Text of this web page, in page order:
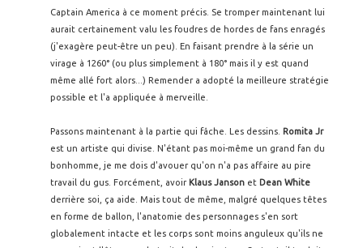
Captain America à ce moment précis. Se tromper maintenant lui
aurait certainement valu les foudres de hordes de fans enragés
(j'exagère peut-être un peu). En faisant prendre à la série un
virage à 1260° (ou plus simplement à 180° mais il y est quand
même allé fort alors...) Remender a adopté la meilleure stratégie
possible et l'a appliquée à merveille.
Passons maintenant à la partie qui fâche. Les dessins.
Romita Jr
est un artiste qui divise. N'étant pas moi-même un grand fan du
bonhomme, je me dois d'avouer qu'on n'a pas affaire au pire
travail du gus. Forcément, avoir Klaus Janson et Dean White
derrière soi, ça aide. Mais tout de même, malgré quelques têtes
en forme de ballon, l'anatomie des personnages s'en sort
globalement intacte et les corps sont moins anguleux qu'ils ne